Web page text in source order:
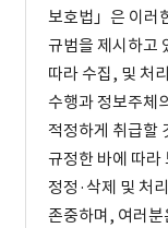
보호법」은 이러
규범을 제시하고
따라 수집, 및 처
수행과 정보주체
적정하게 취급할
규정한 바에 따라
정정·삭제 및 처
존중하며, 여러분